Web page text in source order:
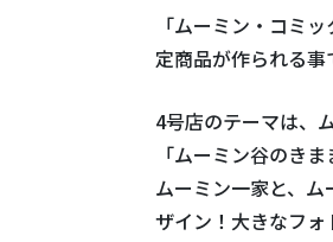
「ムーミン・コミ
定商品が作られる事
4号店のテーマは、
「ムーミン谷のき
ムーミン一家と、
ザイン！大きなフ